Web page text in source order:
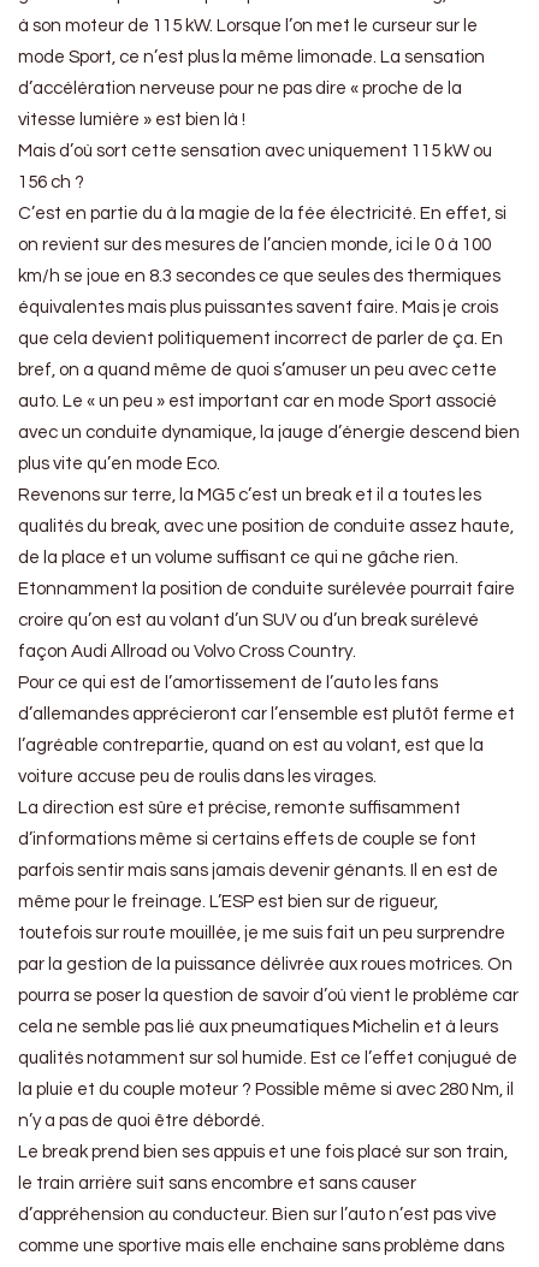
à son moteur de 115 kW. Lorsque l’on met le curseur sur le
mode Sport, ce n’est plus la même limonade. La sensation
d’accélération nerveuse pour ne pas dire « proche de la
vitesse lumière » est bien là !
Mais d’où sort cette sensation avec uniquement 115 kW ou
156 ch ?
C’est en partie du à la magie de la fée électricité. En effet, si
on revient sur des mesures de l’ancien monde, ici le 0 à 100
km/h se joue en 8.3 secondes ce que seules des thermiques
équivalentes mais plus puissantes savent faire. Mais je crois
que cela devient politiquement incorrect de parler de ça. En
bref, on a quand même de quoi s’amuser un peu avec cette
auto. Le « un peu » est important car en mode Sport associé
avec un conduite dynamique, la jauge d’énergie descend bien
plus vite qu’en mode Eco.
Revenons sur terre, la MG5 c’est un break et il a toutes les
qualités du break, avec une position de conduite assez haute,
de la place et un volume suffisant ce qui ne gâche rien.
Etonnamment la position de conduite surélevée pourrait faire
croire qu’on est au volant d’un SUV ou d’un break surélevé
façon Audi Allroad ou Volvo Cross Country.
Pour ce qui est de l’amortissement de l’auto les fans
d’allemandes apprécieront car l’ensemble est plutôt ferme et
l’agréable contrepartie, quand on est au volant, est que la
voiture accuse peu de roulis dans les virages.
La direction est sûre et précise, remonte suffisamment
d’informations même si certains effets de couple se font
parfois sentir mais sans jamais devenir génants. Il en est de
même pour le freinage. L’ESP est bien sur de rigueur,
toutefois sur route mouillée, je me suis fait un peu surprendre
par la gestion de la puissance délivrée aux roues motrices. On
pourra se poser la question de savoir d’où vient le problème car
cela ne semble pas lié aux pneumatiques Michelin et à leurs
qualités notamment sur sol humide. Est ce l’effet conjugué de
la pluie et du couple moteur ? Possible même si avec 280 Nm, il
n’y a pas de quoi être débordé.
Le break prend bien ses appuis et une fois placé sur son train,
le train arrière suit sans encombre et sans causer
d’appréhension au conducteur. Bien sur l’auto n’est pas vive
comme une sportive mais elle enchaine sans problème dans